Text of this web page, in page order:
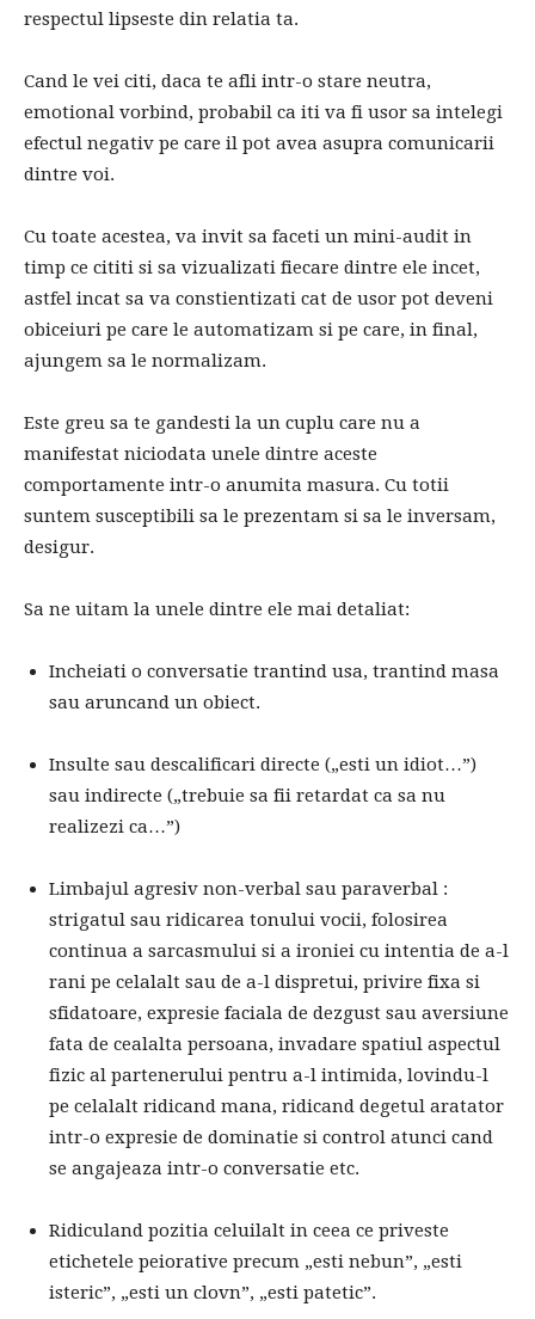
respectul lipseste din relatia ta.
Cand le vei citi, daca te afli intr-o stare neutra,
emotional vorbind, probabil ca iti va fi usor sa intelegi
efectul negativ pe care il pot avea asupra comunicarii
dintre voi.
Cu toate acestea, va invit sa faceti un mini-audit in
timp ce cititi si sa vizualizati fiecare dintre ele incet,
astfel incat sa va constientizati cat de usor pot deveni
obiceiuri pe care le automatizam si pe care, in final,
ajungem sa le normalizam.
Este greu sa te gandesti la un cuplu care nu a
manifestat niciodata unele dintre aceste
comportamente intr-o anumita masura. Cu totii
suntem susceptibili sa le prezentam si sa le inversam,
desigur.
Sa ne uitam la unele dintre ele mai detaliat:
Incheiati o conversatie trantind usa, trantind masa
sau aruncand un obiect.
Insulte sau descalificari directe („esti un idiot…”)
sau indirecte („trebuie sa fii retardat ca sa nu
realizezi ca…”)
Limbajul agresiv non-verbal sau paraverbal :
strigatul sau ridicarea tonului vocii, folosirea
continua a sarcasmului si a ironiei cu intentia de a-l
rani pe celalalt sau de a-l dispretui, privire fixa ​​si
sfidatoare, expresie faciala de dezgust sau aversiune
fata de cealalta persoana, invadare spatiul aspectul
fizic al partenerului pentru a-l intimida, lovindu-l
pe celalalt ridicand mana, ridicand degetul aratator
intr-o expresie de dominatie si control atunci cand
se angajeaza intr-o conversatie etc.
Ridiculand pozitia celuilalt in ceea ce priveste
etichetele peiorative precum „esti nebun”, „esti
isteric”, „esti un clovn”, „esti patetic”.